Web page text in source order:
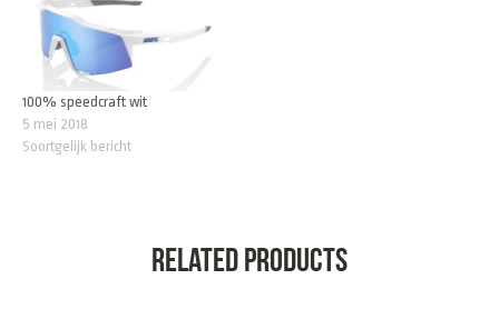
100% speedcraft wit
5 mei 2018
Soortgelijk bericht
Related products